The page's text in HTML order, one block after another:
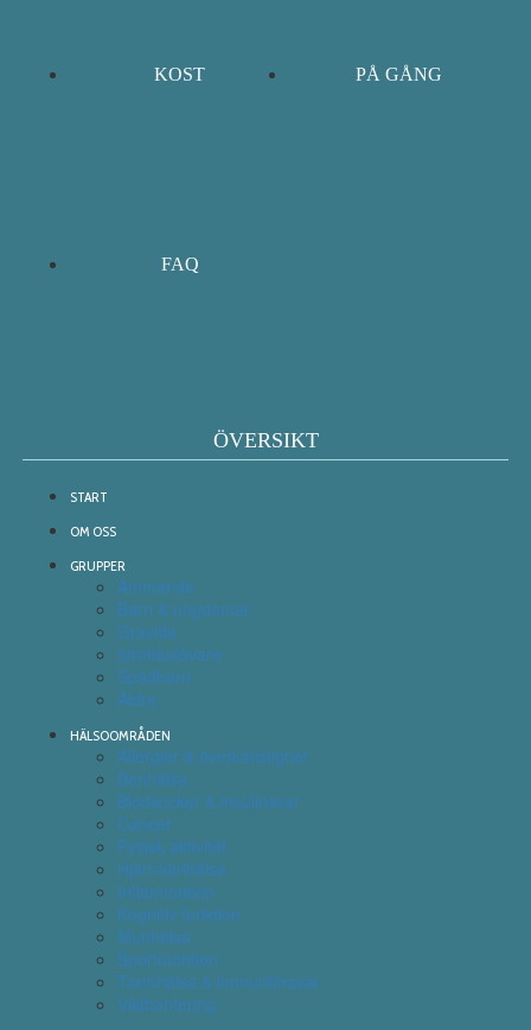
KOST PÅ GÅNG
FAQ
ÖVERSIKT
START
OM OSS
GRUPPER
Ammande
Barn & ungdomar
Gravida
Idrottsutövare
Spädbarn
Äldre
HÄLSOOMRÅDEN
Allergier & överkänslighet
Benhälsa
Blodsocker & insulinsvar
Cancer
Fysisk aktivitet
Hjärt-kärlhälsa
Inflammation
Kognitiv funktion
Munhälsa
Sportnutrition
Tarmhälsa & immunförsvar
Vikthantering